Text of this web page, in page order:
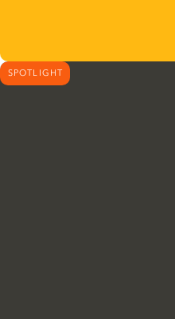
SPOTLIGHT